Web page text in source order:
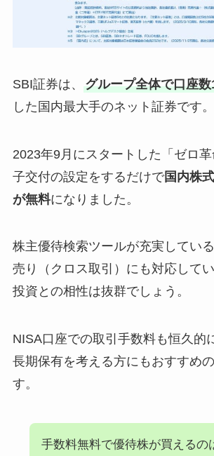
SBI証券は、 グループ全体で口座
した国内最大手のネット証券です。
2023年9月にスタートした「ゼロ
子交付の設定をするだけで国内株
が無料になりました。
株主優待検索ツールが充実してい
売り（クロス取引）にも対応して
投資との相性は抜群でしょう。
NISA口座での取引手数料も恒久的
長期保有を考える方にもおすすめ
す。
手数料無料で優待株が買えるの